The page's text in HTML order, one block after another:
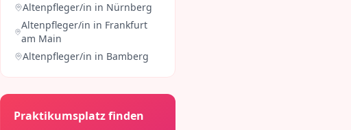
Altenpfleger/in in Nürnberg
Altenpfleger/in in Frankfurt
am Main
Altenpfleger/in in Bamberg
Praktikumsplatz finden